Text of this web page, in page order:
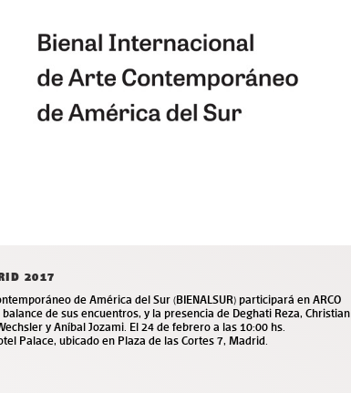
2017
de América del Sur (BIENALSUR) participará en ARCO
de sus encuentros, y la presencia de Deghati Reza, Christian
y Aníbal Jozami. El 24 de febrero a las 10:00 hs.
Palace, ubicado en Plaza de las Cortes 7, Madrid.